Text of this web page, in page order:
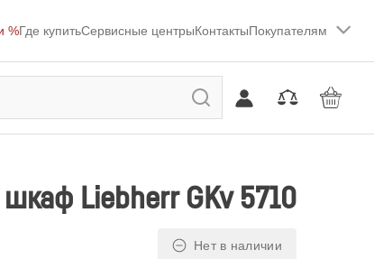
%Где купитьСервисные центрыКонтактыПокупателям
Liebherr GKv 5710
Нет в наличии